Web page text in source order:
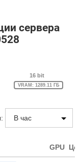
сервера
16 bit
VRAM: 1289.11 ГБ
GPU